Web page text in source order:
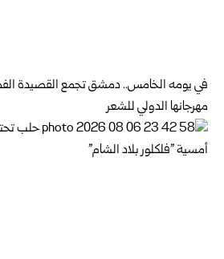
في يومه الخامس.. دمشق تجمع القصيدة
مهرجانها الدولي للشعر